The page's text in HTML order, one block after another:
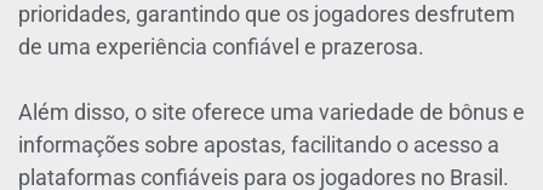
prioridades, garantindo que os jogadores desfrutem
de uma experiência confiável e prazerosa.
Além disso, o site oferece uma variedade de bônus e
informações sobre apostas, facilitando o acesso a
plataformas confiáveis para os jogadores no Brasil.